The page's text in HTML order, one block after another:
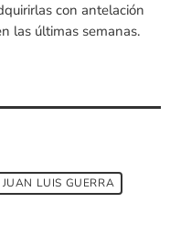
con antelación
las últimas semanas.
JUAN LUIS GUERRA